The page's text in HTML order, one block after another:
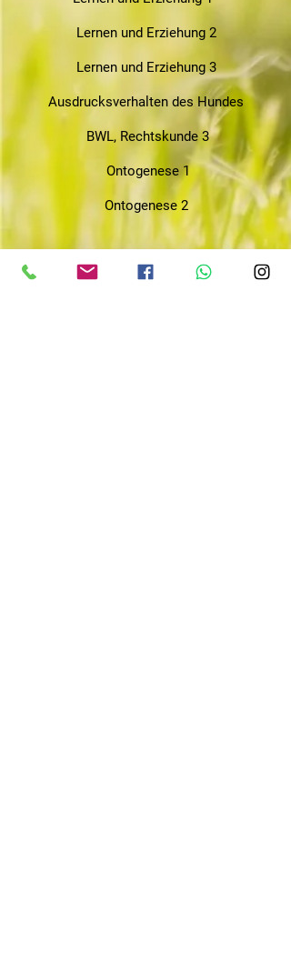
Lernen und Erziehung 2
Lernen und Erziehung 3
Ausdrucksverhalten des Hundes
BWL, Rechtskunde 3
Ontogenese 1
Ontogenese 2